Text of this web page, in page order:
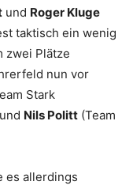
und Roger Kluge
taktisch ein wenig
zwei Plätze
nun vor
Stark
und Nils Politt (Team
es allerdings